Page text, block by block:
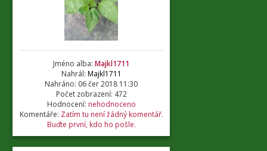
Jméno alba: Majkl1711
Nahrál: Majkl1711
Nahráno: 06 čer 2018 11:30
Počet zobrazení: 472
Hodnocení: nehodnoceno
Komentáře: Zatím tu není žádný komentář.
Buďte první, kdo ho pošle.